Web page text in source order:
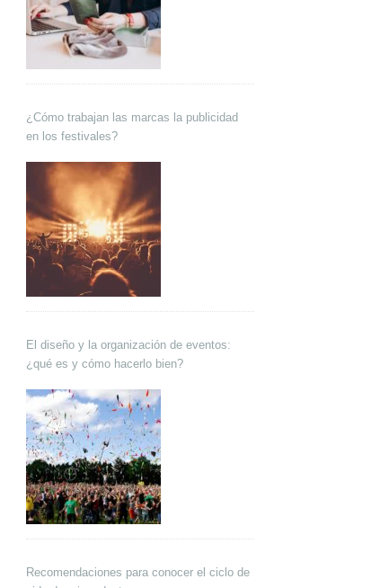
¿Cómo trabajan las marcas la publicidad
en los festivales?
El diseño y la organización de eventos:
¿qué es y cómo hacerlo bien?
Recomendaciones para conocer el ciclo de